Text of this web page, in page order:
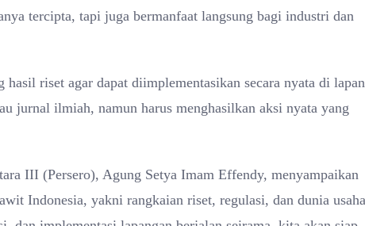
tercipta, tapi juga bermanfaat langsung bagi industri dan
riset agar dapat diimplementasikan secara nyata di
jurnal ilmiah, namun harus menghasilkan aksi nyata yang
III (Persero), Agung Setya Imam Effendy, menyampaikan
Indonesia, yakni rangkaian riset, regulasi, dan dunia